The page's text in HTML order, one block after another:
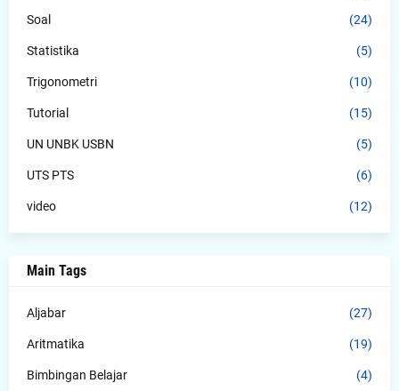
Soal (24)
Statistika (5)
Trigonometri (10)
Tutorial (15)
UN UNBK USBN (5)
UTS PTS (6)
video (12)
Main Tags
Aljabar (27)
Aritmatika (19)
Bimbingan Belajar (4)